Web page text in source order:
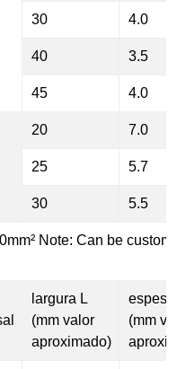
30 4.0
40 3.5
45 4.0
20 7.0
25 5.7
30 5.5
Note: Can be
largura L
(mm valor
aproximado)
(mm